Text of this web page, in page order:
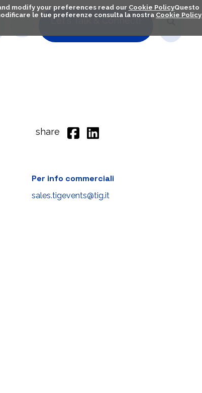
modify your preferences read our Cookie PolicyQuesto
le tue preferenze consulta la nostra Cookie Policy
Let's Talk & Connect!
share
Per info commerciali
sales.tigevents@tig.it